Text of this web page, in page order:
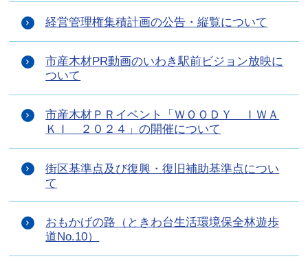
経営管理権集積計画の公告・縦覧について
市産木材PR動画のいわき駅前ビジョン放映に
ついて
市産木材ＰＲイベント「ＷＯＯＤＹ ＩＷＡ
ＫＩ ２０２４」の開催について
街区基準点及び復興・復旧補助基準点につい
て
おもかげの路（ときわ台生活環境保全林遊歩
道No.10）